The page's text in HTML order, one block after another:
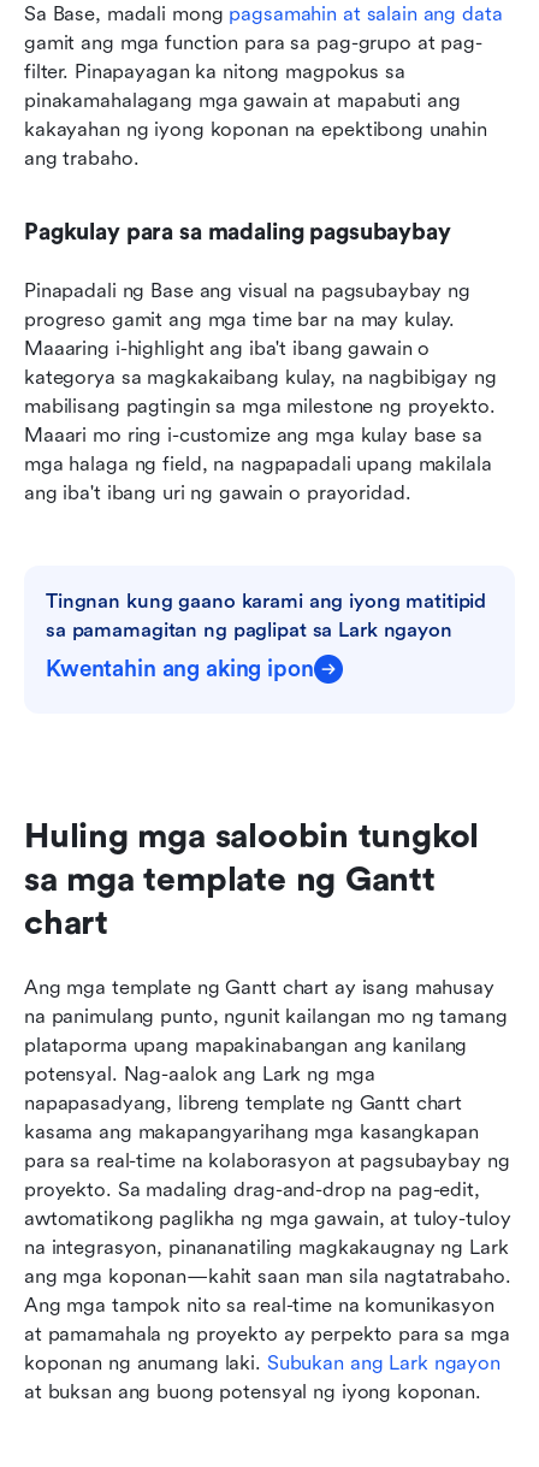
Sa Base, madali mong pagsamahin at salain ang data
gamit ang mga function para sa pag-grupo at pag-
filter. Pinapayagan ka nitong magpokus sa
pinakamahalagang mga gawain at mapabuti ang
kakayahan ng iyong koponan na epektibong unahin
ang trabaho.
Pagkulay para sa madaling pagsubaybay
Pinapadali ng Base ang visual na pagsubaybay ng
progreso gamit ang mga time bar na may kulay.
Maaaring i-highlight ang iba't ibang gawain o
kategorya sa magkakaibang kulay, na nagbibigay ng
mabilisang pagtingin sa mga milestone ng proyekto.
Maaari mo ring i-customize ang mga kulay base sa
mga halaga ng field, na nagpapadali upang makilala
ang iba't ibang uri ng gawain o prayoridad.
Tingnan kung gaano karami ang iyong matitipid
sa pamamagitan ng paglipat sa Lark ngayon
Kwentahin ang aking ipon
Huling mga saloobin tungkol
sa mga template ng Gantt
chart
Ang mga template ng Gantt chart ay isang mahusay
na panimulang punto, ngunit kailangan mo ng tamang
plataporma upang mapakinabangan ang kanilang
potensyal. Nag-aalok ang Lark ng mga
napapasadyang, libreng template ng Gantt chart
kasama ang makapangyarihang mga kasangkapan
para sa real-time na kolaborasyon at pagsubaybay ng
proyekto. Sa madaling drag-and-drop na pag-edit,
awtomatikong paglikha ng mga gawain, at tuloy-tuloy
na integrasyon, pinananatiling magkakaugnay ng Lark
ang mga koponan—kahit saan man sila nagtatrabaho.
Ang mga tampok nito sa real-time na komunikasyon
at pamamahala ng proyekto ay perpekto para sa mga
koponan ng anumang laki. Subukan ang Lark ngayon
at buksan ang buong potensyal ng iyong koponan.